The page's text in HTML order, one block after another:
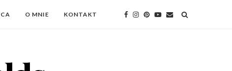
O MNIE KONTAKT